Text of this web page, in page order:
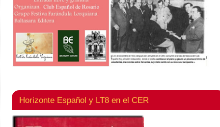
Horizonte Español y LT8 en el CER